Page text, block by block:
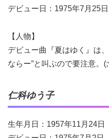
デビュー日：1975年7月25日
【人物】
デビュー曲『夏はゆく』は
ならー”と叫ぶので要注意。
仁科ゆう子
生年月日：1957年11月24日